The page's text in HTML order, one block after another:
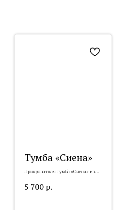
Тумба «Сиена»
Прикроватная тумба «Сиена» из
5 700 р.